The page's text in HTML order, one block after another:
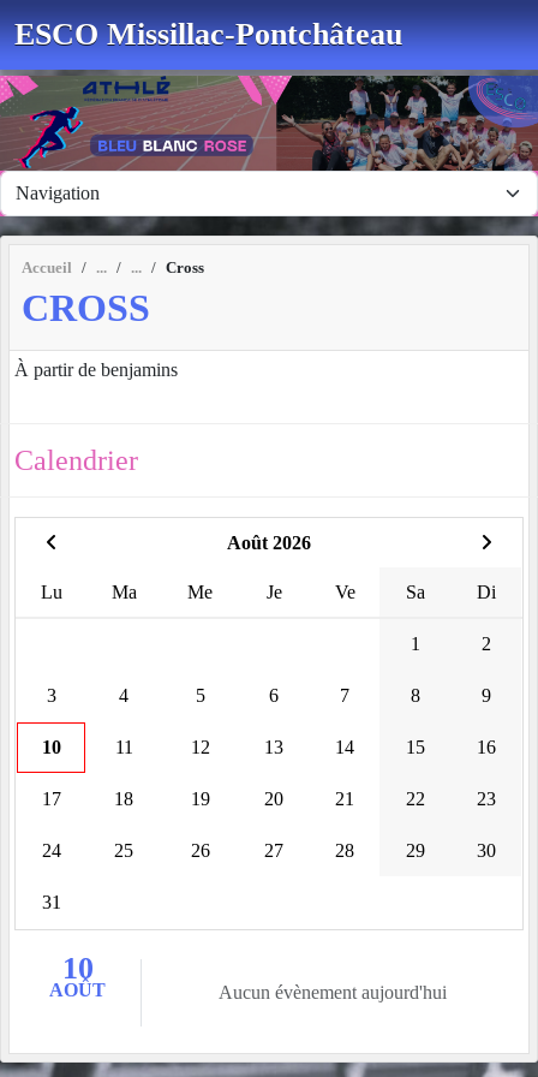
ESCO Missillac-Pontchâteau
Accueil Cross
CROSS
À partir de benjamins
Calendrier
Août 2026
Lu Ma Me Je Ve Sa Di
1 2
3 4 5 6 7 8 9
10 11 12 13 14 15 16
17 18 19 20 21 22 23
24 25 26 27 28 29 30
31
10
AOÛT Aucun évènement aujourd'hui